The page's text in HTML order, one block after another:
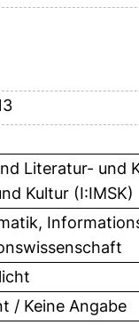
Literatur- und
Kultur
/ Keine Angabe